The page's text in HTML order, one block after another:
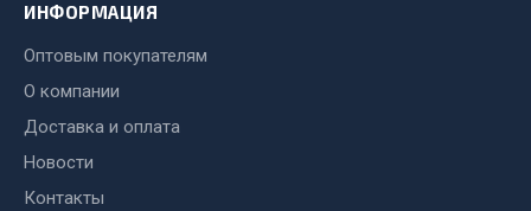
Система выпуска газа
ИНФОРМАЦИЯ
Оптовым покупателям
О компании
Доставка и оплата
Новости
Контакты